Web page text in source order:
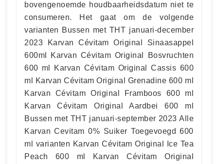
bovengenoemde houdbaarheidsdatum niet te
consumeren. Het gaat om de volgende
varianten Bussen met THT januari-december
2023 Karvan Cévitam Original Sinaasappel
600ml Karvan Cévitam Original Bosvruchten
600 ml Karvan Cévitam Original Cassis 600
ml Karvan Cévitam Original Grenadine 600 ml
Karvan Cévitam Original Framboos 600 ml
Karvan Cévitam Original Aardbei 600 ml
Bussen met THT januari-september 2023 Alle
Karvan Cevitam 0% Suiker Toegevoegd 600
ml varianten Karvan Cévitam Original Ice Tea
Peach 600 ml Karvan Cévitam Original